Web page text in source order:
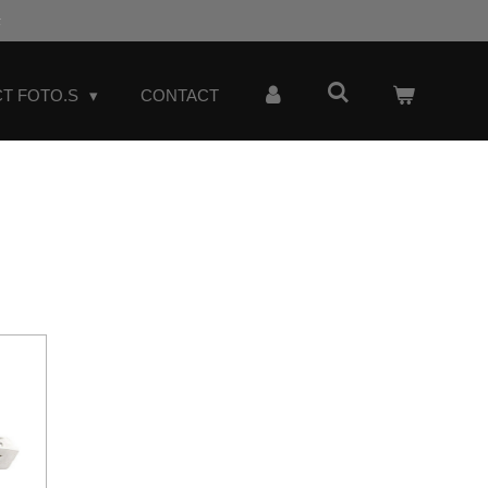
FOTO.S CONTACT